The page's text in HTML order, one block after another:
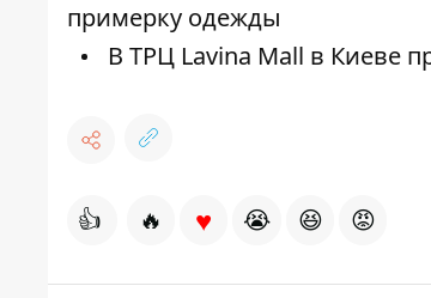
примерку одежды
В ТРЦ Lavina Mall в Киеве
👍 🔥 ♥ 😭 😆 😡